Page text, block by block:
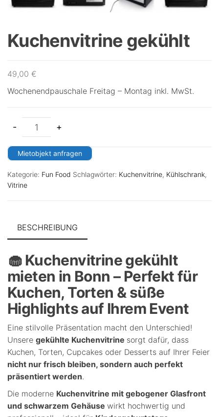
Kuchenvitrine gekühlt
49,00 €
Wochenendpauschale Freitag – Montag inkl. MwSt.
- +
Mietobjekt anfragen
Kategorie: Fun Food Schlagwörter: Kuchenvitrine, Kühlschrank,
Vitrine
BESCHREIBUNG
🧁 Kuchenvitrine gekühlt
mieten in Bonn – Perfekt für
Kuchen, Torten & süße
Highlights auf Ihrem Event
Eine stilvolle Präsentation macht den Unterschied!
Unsere gekühlte Kuchenvitrine sorgt dafür, dass
Kuchen, Torten, Cupcakes oder Desserts auf Ihrer Feier
nicht nur frisch bleiben, sondern auch perfekt
präsentiert werden.
Die moderne Kuchenvitrine mit gebogener Glasfront
und schwarzem Gehäuse wirkt hochwertig und